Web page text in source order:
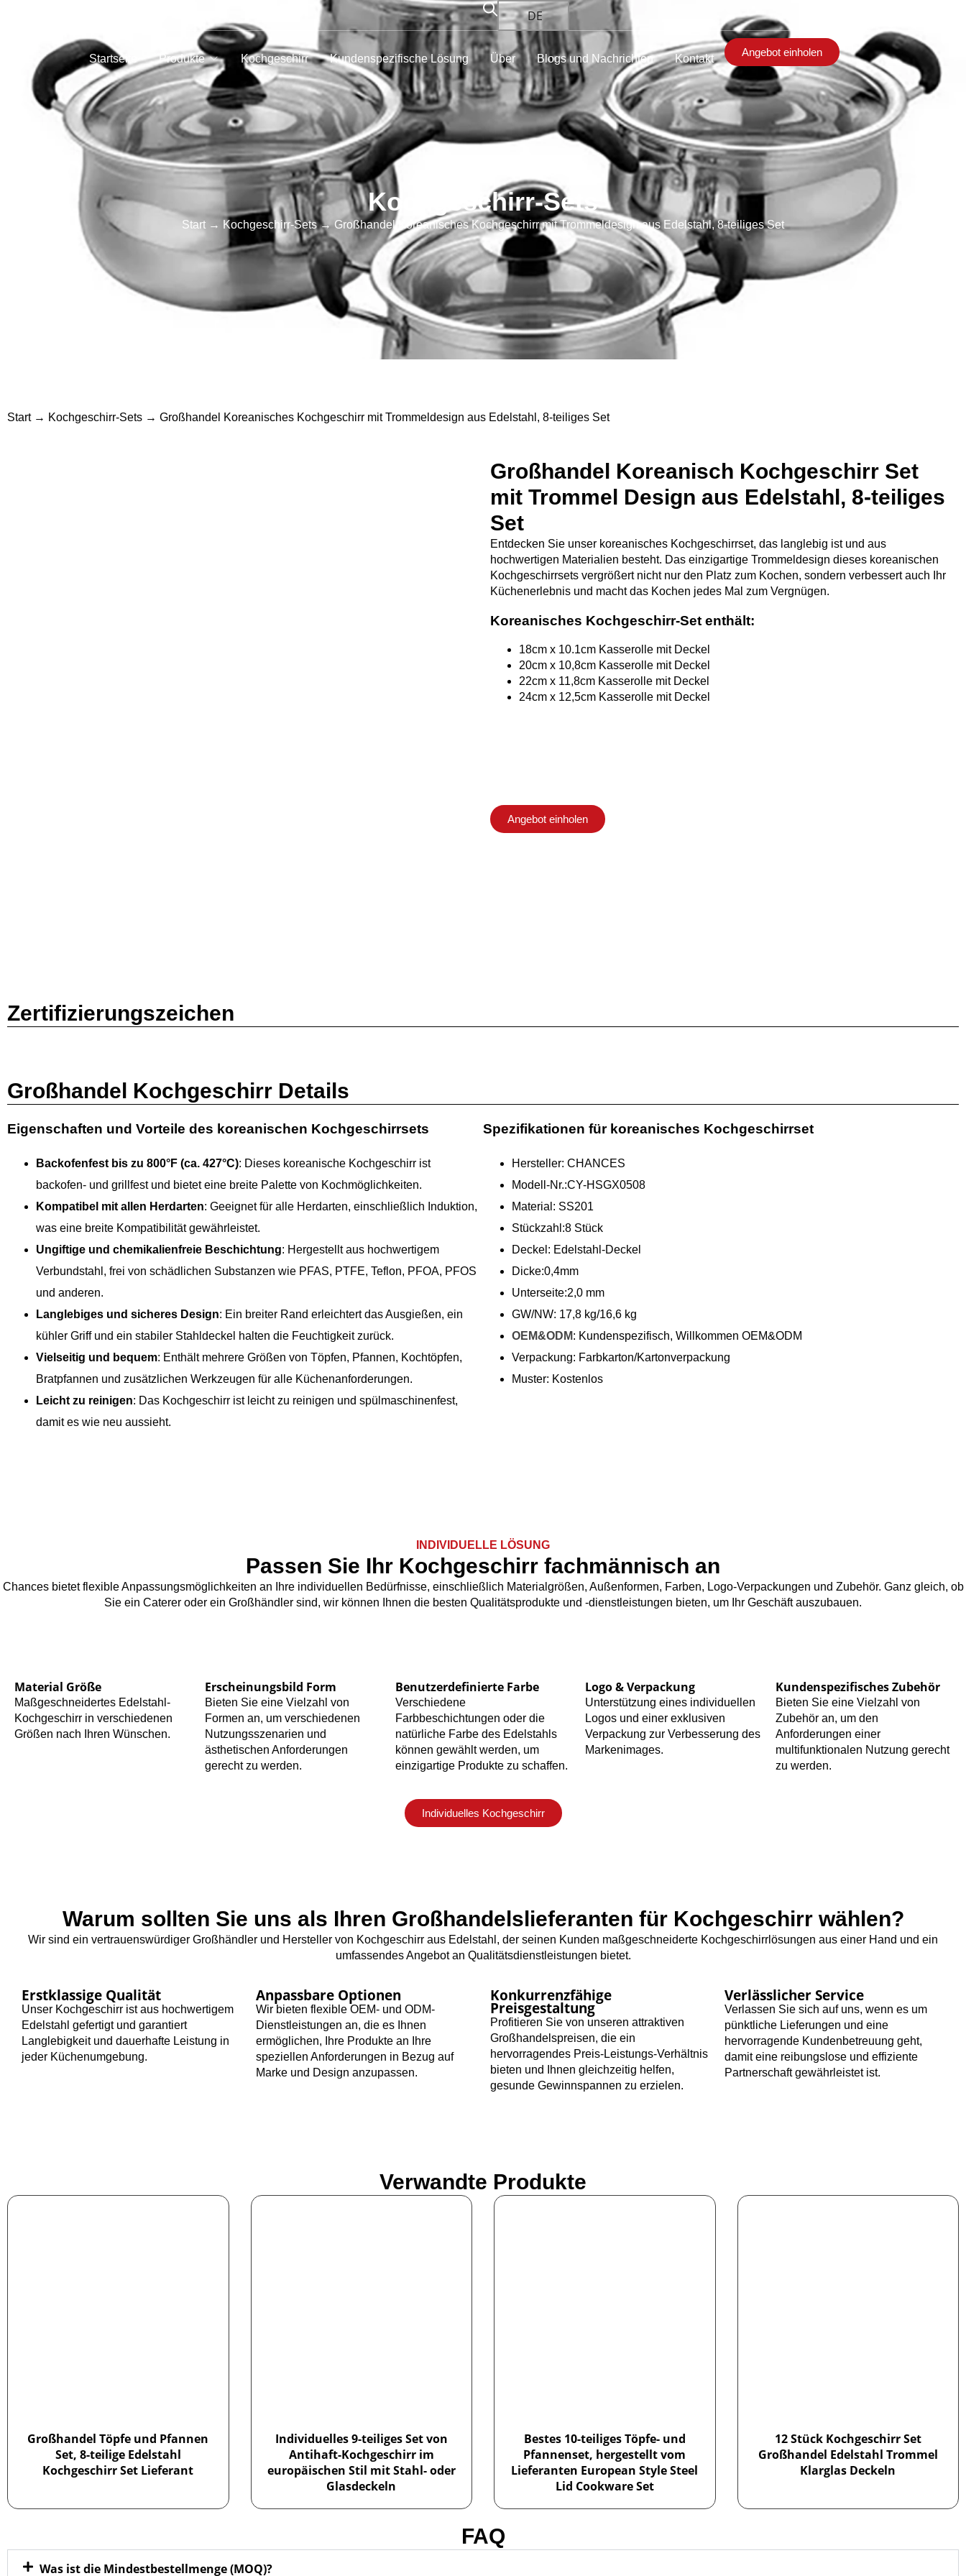
DE
Startseite Produkte Kochgeschirr Kundenspezifische Lösung Über Blogs und Nachrichten Kontakt
Angebot einholen
Kochgeschirr-Sets
Start → Kochgeschirr-Sets→ Großhandel Koreanisches Kochgeschirr mit Trommeldesign aus Edelstahl, 8-teiliges Set
Start→ Kochgeschirr-Sets → Großhandel Koreanisches Kochgeschirr mit Trommeldesign aus Edelstahl, 8-teiliges Set
Großhandel Koreanisch Kochgeschirr Set
mit Trommel Design aus Edelstahl, 8-teiliges
Set
Entdecken Sie unser koreanisches Kochgeschirrset, das langlebig ist und aus
hochwertigen Materialien besteht. Das einzigartige Trommeldesign dieses koreanischen
Kochgeschirrsets vergrößert nicht nur den Platz zum Kochen, sondern verbessert auch Ihr
Küchenerlebnis und macht das Kochen jedes Mal zum Vergnügen.
Koreanisches Kochgeschirr-Set enthält:
18cm x 10.1cm Kasserolle mit Deckel
20cm x 10,8cm Kasserolle mit Deckel
22cm x 11,8cm Kasserolle mit Deckel
24cm x 12,5cm Kasserolle mit Deckel
Angebot einholen
Zertifizierungszeichen
Großhandel Kochgeschirr Details
Eigenschaften und Vorteile des koreanischen Kochgeschirrsets
Backofenfest bis zu 800°F (ca. 427°C): Dieses koreanische Kochgeschirr ist
backofen- und grillfest und bietet eine breite Palette von Kochmöglichkeiten.
Kompatibel mit allen Herdarten: Geeignet für alle Herdarten, einschließlich Induktion,
was eine breite Kompatibilität gewährleistet.
Ungiftige und chemikalienfreie Beschichtung: Hergestellt aus hochwertigem
Verbundstahl, frei von schädlichen Substanzen wie PFAS, PTFE, Teflon, PFOA, PFOS
und anderen.
Langlebiges und sicheres Design: Ein breiter Rand erleichtert das Ausgießen, ein
kühler Griff und ein stabiler Stahldeckel halten die Feuchtigkeit zurück.
Vielseitig und bequem: Enthält mehrere Größen von Töpfen, Pfannen, Kochtöpfen,
Bratpfannen und zusätzlichen Werkzeugen für alle Küchenanforderungen.
Leicht zu reinigen: Das Kochgeschirr ist leicht zu reinigen und spülmaschinenfest,
damit es wie neu aussieht.
Spezifikationen für koreanisches Kochgeschirrset
Hersteller: CHANCES
Modell-Nr.:CY-HSGX0508
Material: SS201
Stückzahl:8 Stück
Deckel: Edelstahl-Deckel
Dicke:0,4mm
Unterseite:2,0 mm
GW/NW: 17,8 kg/16,6 kg
OEM&ODM: Kundenspezifisch, Willkommen OEM&ODM
Verpackung: Farbkarton/Kartonverpackung
Muster: Kostenlos
INDIVIDUELLE LÖSUNG
Passen Sie Ihr Kochgeschirr fachmännisch an
Chances bietet flexible Anpassungsmöglichkeiten an Ihre individuellen Bedürfnisse, einschließlich Materialgrößen, Außenformen, Farben, Logo-Verpackungen und Zubehör. Ganz gleich, ob
Sie ein Caterer oder ein Großhändler sind, wir können Ihnen die besten Qualitätsprodukte und -dienstleistungen bieten, um Ihr Geschäft auszubauen.
Material Größe
Maßgeschneidertes Edelstahl-
Kochgeschirr in verschiedenen
Größen nach Ihren Wünschen.
Erscheinungsbild Form
Bieten Sie eine Vielzahl von
Formen an, um verschiedenen
Nutzungsszenarien und
ästhetischen Anforderungen
gerecht zu werden.
Benutzerdefinierte Farbe
Verschiedene
Farbbeschichtungen oder die
natürliche Farbe des Edelstahls
können gewählt werden, um
einzigartige Produkte zu schaffen.
Logo & Verpackung
Unterstützung eines individuellen
Logos und einer exklusiven
Verpackung zur Verbesserung des
Markenimages.
Kundenspezifisches Zubehör
Bieten Sie eine Vielzahl von
Zubehör an, um den
Anforderungen einer
multifunktionalen Nutzung gerecht
zu werden.
Individuelles Kochgeschirr
Warum sollten Sie uns als Ihren Großhandelslieferanten für Kochgeschirr wählen?
Wir sind ein vertrauenswürdiger Großhändler und Hersteller von Kochgeschirr aus Edelstahl, der seinen Kunden maßgeschneiderte Kochgeschirrlösungen aus einer Hand und ein
umfassendes Angebot an Qualitätsdienstleistungen bietet.
Erstklassige Qualität
Unser Kochgeschirr ist aus hochwertigem
Edelstahl gefertigt und garantiert
Langlebigkeit und dauerhafte Leistung in
jeder Küchenumgebung.
Anpassbare Optionen
Wir bieten flexible OEM- und ODM-
Dienstleistungen an, die es Ihnen
ermöglichen, Ihre Produkte an Ihre
speziellen Anforderungen in Bezug auf
Marke und Design anzupassen.
Konkurrenzfähige
Preisgestaltung
Profitieren Sie von unseren attraktiven
Großhandelspreisen, die ein
hervorragendes Preis-Leistungs-Verhältnis
bieten und Ihnen gleichzeitig helfen,
gesunde Gewinnspannen zu erzielen.
Verlässlicher Service
Verlassen Sie sich auf uns, wenn es um
pünktliche Lieferungen und eine
hervorragende Kundenbetreuung geht,
damit eine reibungslose und effiziente
Partnerschaft gewährleistet ist.
Verwandte Produkte
Großhandel Töpfe und Pfannen
Set, 8-teilige Edelstahl
Kochgeschirr Set Lieferant
Individuelles 9-teiliges Set von
Antihaft-Kochgeschirr im
europäischen Stil mit Stahl- oder
Glasdeckeln
Bestes 10-teiliges Töpfe- und
Pfannenset, hergestellt vom
Lieferanten European Style Steel
Lid Cookware Set
12 Stück Kochgeschirr Set
Großhandel Edelstahl Trommel
Klarglas Deckeln
FAQ
Was ist die Mindestbestellmenge (MOQ)?